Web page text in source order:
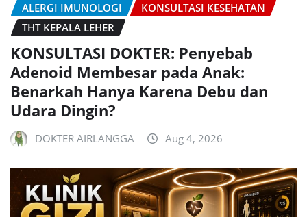
ALERGI IMUNOLOGI
KONSULTASI KESEHATAN
THT KEPALA LEHER
KONSULTASI DOKTER: Penyebab
Adenoid Membesar pada Anak:
Benarkah Hanya Karena Debu dan
Udara Dingin?
DOKTER AIRLANGGA Aug 4, 2026